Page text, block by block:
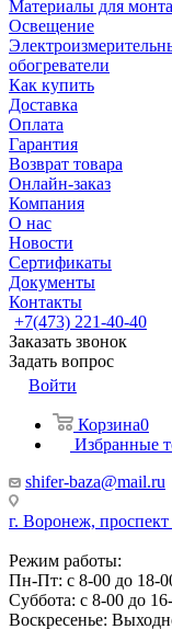
Материалы для
Освещение
обогреватели
Как купить
Доставка
Оплата
Гарантия
Возврат товара
Онлайн-заказ
Компания
О нас
Новости
Сертификаты
Документы
Контакты
+7(473) 221-40-40
Заказать звонок
Задать вопрос
Войти
Корзина0
Избранные
shifer-baza@mail.ru
г. Воронеж,
Режим работы:
Пн-Пт: с 8-00 до 18-
Суббота: с 8-00 до
Воскресенье: